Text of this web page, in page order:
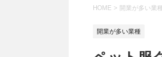
HOME > 開業が多い業
開業が多い業種